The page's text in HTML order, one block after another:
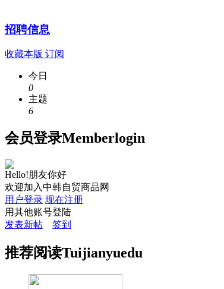
招聘信息
收藏本版 订阅
今日
0
主题
6
会员登录Memberlogin
Hello!朋友你好
欢迎加入中韩自贸商品网
用户登录 现在注册
用其他账号登陆
发表新帖
签到
推荐阅读Tuijianyuedu